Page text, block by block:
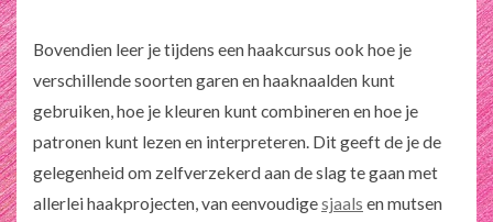
Bovendien leer je tijdens een haakcursus ook hoe je
verschillende soorten garen en haaknaalden kunt
gebruiken, hoe je kleuren kunt combineren en hoe je
patronen kunt lezen en interpreteren. Dit geeft de je de
gelegenheid om zelfverzekerd aan de slag te gaan met
allerlei haakprojecten, van eenvoudigesjaals en mutsen